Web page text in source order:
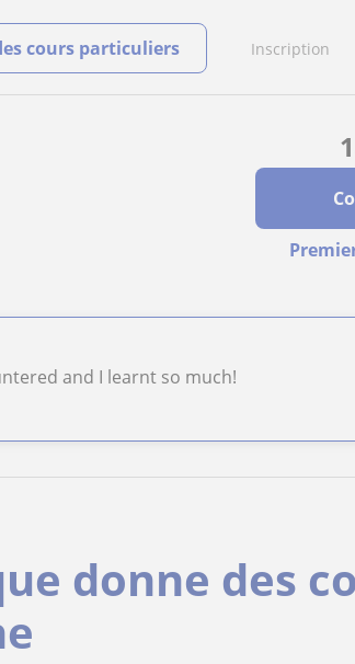
Inscription
cours particuliers
and I learnt so much!
donne des